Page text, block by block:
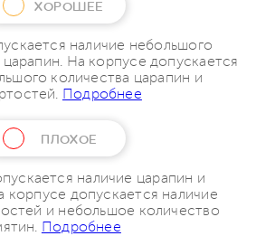
ХОРОШЕЕ
наличие небольшого
На корпусе допускается
количества царапин и
Подробнее
ПЛОХОЕ
наличие царапин и
корпусе допускается наличие
и небольшое количество
Подробнее